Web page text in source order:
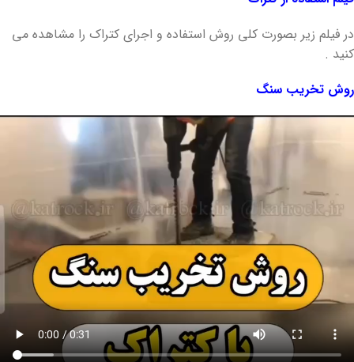
در فیلم زیر بصورت کلی روش استفاده و اجرای کتراک را مشاهده می
کنید .
روش تخریب سنگ